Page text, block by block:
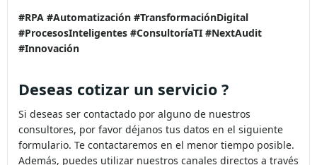
#RPA #Automatización #TransformaciónDigital
#ProcesosInteligentes #ConsultoríaTI #NextAudit
#Innovación
Deseas cotizar un servicio ?
Si deseas ser contactado por alguno de nuestros
consultores, por favor déjanos tus datos en el siguiente
formulario. Te contactaremos en el menor tiempo posible.
Además, puedes utilizar nuestros canales directos a través